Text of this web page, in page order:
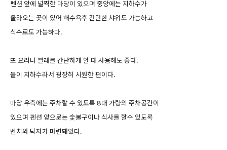
펜션 앞에 널찍한 마당이 있으며 중앙에는 지하수가
올라오는 곳이 있어 해수욕후 간단한 샤워도 가능하고
식수로도 가능하다.
또 요리나 빨래를 간단하게 할 때 사용해도 좋다.
물이 지하수라서 굉장히 시원한 편이다.
마당 우측에는 주차할 수 있도록 8대 가량의 주차공간이
있으며 펜션 앞으로는 숯불구이나 식사를 할수 있도록
벤치와 탁자가 마련돼있다.